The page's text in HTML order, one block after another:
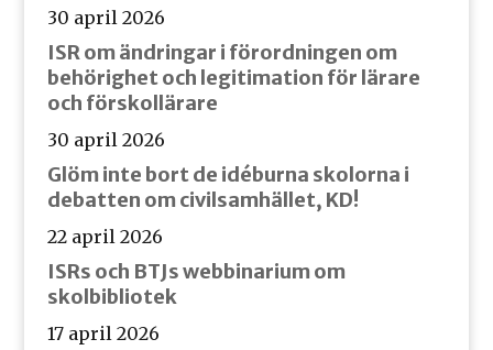
30 april 2026
ISR om ändringar i förordningen om
behörighet och legitimation för lärare
och förskollärare
30 april 2026
Glöm inte bort de idéburna skolorna i
debatten om civilsamhället, KD!
22 april 2026
ISRs och BTJs webbinarium om
skolbibliotek
17 april 2026